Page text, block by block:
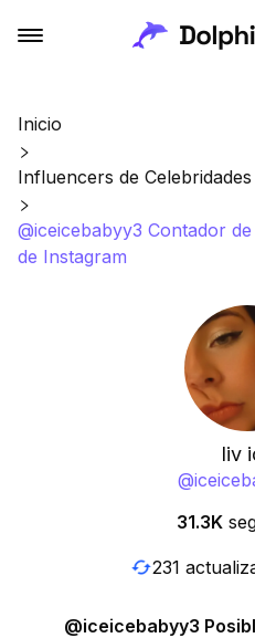
Inicio
Influencers de Celebridades
@iceicebabyy3 Contador
de Instagram
liv
@
31.3K
231
@iceicebabyy3